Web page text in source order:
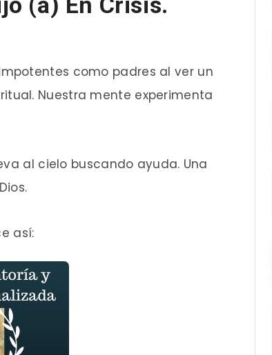
como padres al ver un
Nuestra mente experimenta
al cielo buscando ayuda. Una
así: